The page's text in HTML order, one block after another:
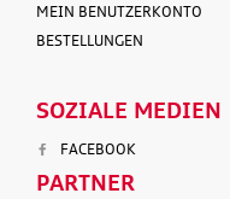
MEIN BENUTZERKONTO
BESTELLUNGEN
SOZIALE MEDIEN
FACEBOOK
PARTNER